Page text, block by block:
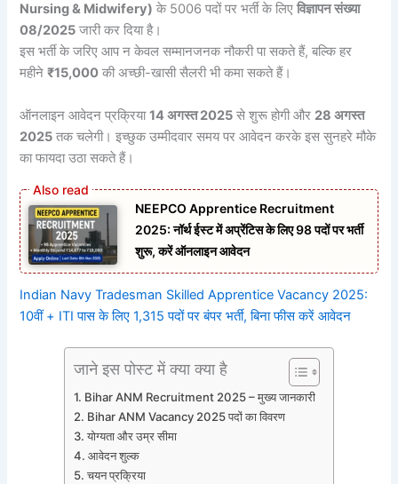
Nursing & Midwifery) के 5006 पदों पर भर्ती के लिएविज्ञापन संख्या
08/2025 जारी कर दिया है।
इस भर्ती के जरिए आप न केवल सम्मानजनक नौकरी पा सकते हैं, बल्कि हर
महीने₹15,000 की अच्छी-खासी सैलरी भी कमा सकते हैं।
ऑनलाइन आवेदन प्रक्रिया14 अगस्त 2025 से शुरू होगी और 28 अगस्त
2025 तक चलेगी। इच्छुक उम्मीदवार समय पर आवेदन करके इस सुनहरे मौके
का फायदा उठा सकते हैं।
NEEPCO Apprentice Recruitment
2025: नॉर्थ ईस्ट में अप्रेंटिस के लिए 98 पदों पर भर्ती
शुरू, करें ऑनलाइन आवेदन
Indian Navy Tradesman Skilled Apprentice Vacancy 2025:
10वीं + ITI पास के लिए 1,315 पदों पर बंपर भर्ती, बिना फीस करें आवेदन
जाने इस पोस्ट में क्या क्या है
Bihar ANM Recruitment 2025 – मुख्य जानकारी
Bihar ANM Vacancy 2025 पदों का विवरण
योग्यता और उम्र सीमा
आवेदन शुल्क
चयन प्रक्रिया